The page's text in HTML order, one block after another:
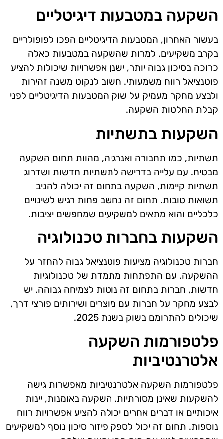
השקעה במטבעות דיגיטליים
בעשור האחרון, המטבעות הדיגיטליים הפכו לפופולריים
בקרב משקיעים. למרות שהשקעה במטבעות כאלה
כרוכה בסיכון גבוה יותר, ישנן אפשרויות שיכולות להציע
פוטנציאל רווח משמעותי. חשוב לנקוט משנה זהירות
ולבצע מחקר מעמיק על שוק המטבעות הדיגיטליים לפני
קבלת החלטות השקעה.
השקעות בתשתיות
תשתיות, כמו תחבורה ואנרגיה, מהוות תחום השקעה
מבטיח. עם עלייה בדרישה לתשתיות חדשות ושדרוג
תשתיות קיימות, השקעה בתחום זה יכולה להניב
תשואות טובות. תחום זה נחשב פחות רגיש לשינויים
כלכליים והוא מתאים למשקיעים שמחפשים יציבות.
השקעות בחברות טכנולוגיה
חברות טכנולוגיה מציעות פוטנציאל גבוה להחזר על
ההשקעה. עם התפתחות מתמדת של טכנולוגיות
חדשות, חברות בתחום זה נוטות לצמיחה גבוהה. יש
לבצע מחקר על חברות עם מוצרים ושירותים פורצי דרך,
שיכולים להתרומם בשוק בשנת 2025.
פלטפורמות השקעה
אלטרנטיביות
פלטפורמות השקעה אלטרנטיביות מאפשרות גישה
להשקעות שאינן מסורתיות. השקעה באומנות, יינות
איכותיים או דברים אחרים יכולה להציע אפשרויות רווח
נוספות. תחום זה יכול לספק פיזור סיכון נוסף למשקיעים